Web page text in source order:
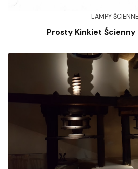
LAMPY
Prosty Kinkiet Ścienny